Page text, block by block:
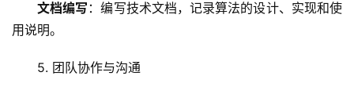
文档编写 ：编写技术文档，记录算法的设计、实现和使
用说明。
5. 团队协作与沟通